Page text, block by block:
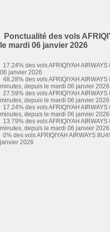
Ponctualité des vols
le mardi 06 janvier 2026
17.24% des vols AFRIQIYAH
06 janvier 2026
48.28% des vols AFRIQIYAH
minutes, depuis le mardi 06 janvier 2026
27.59% des vols AFRIQIYAH
minutes, depuis le mardi 06 janvier 2026
17.24% des vols AFRIQIYAH
minutes, depuis le mardi 06 janvier 2026
13.79% des vols AFRIQIYAH
minutes, depuis le mardi 06 janvier 2026
0% des vols AFRIQIYAH AIRWAYS
janvier 2026